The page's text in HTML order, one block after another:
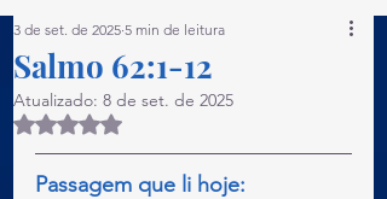
Salmo 62:1-12
3 de set. de 2025 5 min de leitura
Atualizado: 8 de set. de 2025
Avaliado com NaN de 5 estrelas.
Passagem que li hoje: